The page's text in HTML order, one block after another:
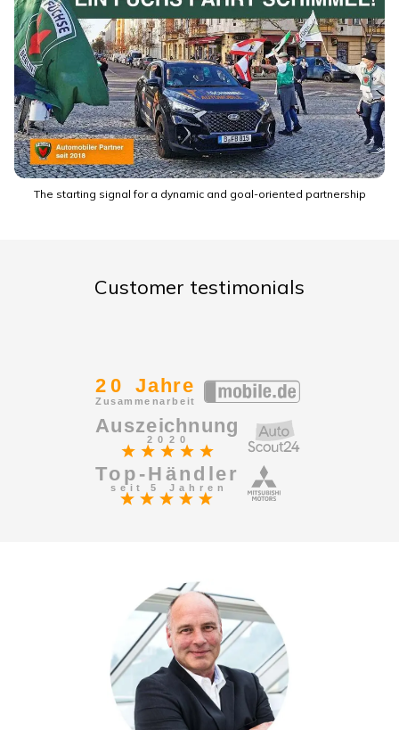
The starting signal for a dynamic and goal-oriented partnership
Customer testimonials